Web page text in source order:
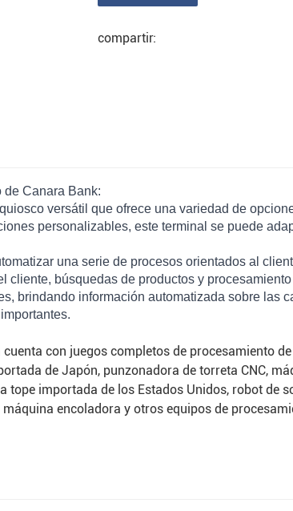
compartir:
de Canara Bank:
versátil que ofrece una variedad de
personalizables, este terminal se puede
una serie de procesos orientados al
cliente, búsquedas de productos y
brindando información automatizada sobre las
con juegos completos de procesamiento de
de Japón, punzonadora de torreta CNC,
importada de los Estados Unidos, robot de
encoladora y otros equipos de